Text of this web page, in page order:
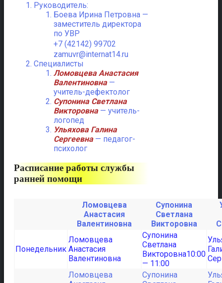
Руководитель:
Боева Ирина Петровна —
заместитель директора
по УВР
+7 (42142) 99702
zamuvr@internat14.ru
Специалисты
Ломовцева Анастасия
Валентиновна—
учитель-дефектолог
Супонина Светлана
Викторовна— учитель-
логопед
Ульяхова Галина
Сергеевна— педагог-
психолог
Расписание работы службы
ранней помощи
Ломовцева
Анастасия
Валентиновна
Супонина
Светлана
Викторовна
Понедельник
10:00
— 11:00